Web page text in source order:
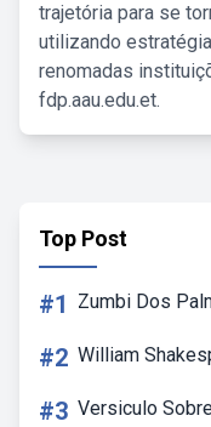
trajetória para se
utilizando
renomadas
fdp.aau.edu.et.
Top Post
#1 Zumbi Dos
#2 William
#3 Versiculo